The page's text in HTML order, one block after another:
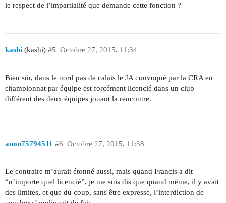
le respect de l’impartialité que demande cette fonction ?
kashi (kashi) Octobre 27, 2015, 11:34
#5
Bien sûr, dans le nord pas de calais le JA convoqué par la CRA en
championnat par équipe est forcément licencié dans un club
différent des deux équipes jouant la rencontre.
anon75794511 Octobre 27, 2015, 11:38
#6
Le contraire m’aurait étonné aussi, mais quand Francis a dit
“n’importe quel licencié”, je me suis dis que quand même, il y avait
des limites, et que du coup, sans être expresse, l’interdiction de